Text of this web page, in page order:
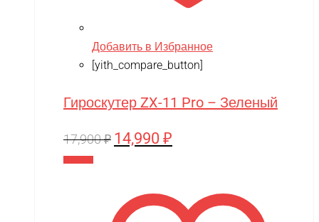
Добавить в Избранное
[yith_compare_button]
Гироскутер ZX-11 Pro – Зеленый
17,900₽ Первоначальная
17,900 ₽.
14,990 ₽